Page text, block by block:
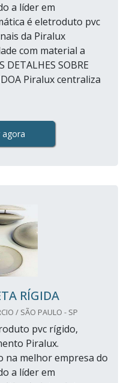
a líder em
é eletroduto pvc
da Piralux
com material a
SOBRE
Piralux centraliza
RÍGIDA
/ SÃO PAULO - SP
pvc rígido,
Piralux.
na melhor empresa do
a líder em